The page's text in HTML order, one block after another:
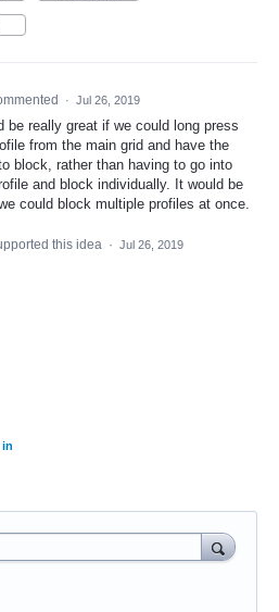
· Jul 26, 2019
be really great if we could long press
from the main grid and have the
block, rather than having to go into
and block individually. It would be
could block multiple profiles at once.
this idea · Jul 26, 2019